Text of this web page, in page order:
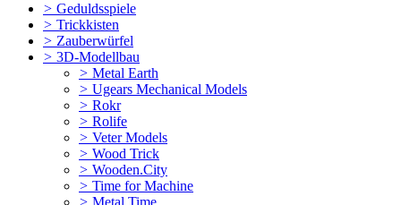
> Geduldsspiele
> Trickkisten
> Zauberwürfel
> 3D-Modellbau
> Metal Earth
> Ugears Mechanical Models
> Rokr
> Rolife
> Veter Models
> Wood Trick
> Wooden.City
> Time for Machine
> Metal Time